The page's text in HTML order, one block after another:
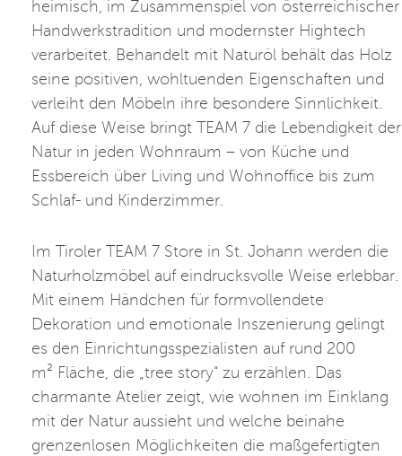
heimisch, im Zusammenspiel von österreichischer
Handwerkstradition und modernster Hightech
verarbeitet. Behandelt mit Naturöl behält das Holz
seine positiven, wohltuenden Eigenschaften und
verleiht den Möbeln ihre besondere Sinnlichkeit.
Auf diese Weise bringt TEAM 7 die Lebendigkeit der
Natur in jeden Wohnraum – von Küche und
Essbereich über Living und Wohnoffice bis zum
Schlaf- und Kinderzimmer.
Im Tiroler TEAM 7 Store in St. Johann werden die
Naturholzmöbel auf eindrucksvolle Weise erlebbar.
Mit einem Händchen für formvollendete
Dekoration und emotionale Inszenierung gelingt
es den Einrichtungsspezialisten auf rund 200
m² Fläche, die „tree story“ zu erzählen. Das
charmante Atelier zeigt, wie wohnen im Einklang
mit der Natur aussieht und welche beinahe
grenzenlosen Möglichkeiten die maßgefertigten